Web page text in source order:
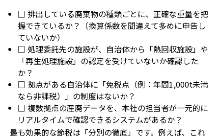
□ 排出している廃棄物の種類ごとに、正確な重量を把
握できているか？（換算係数を間違えて多めに申告し
ていないか）
□ 処理委託先の施設が、自治体から「熱回収施設」や
「再生処理施設」の認定を受けていないか確認した
か？
□ 拠点がある自治体に「免税点（例：年間1,000t未満
なら非課税）」の制度はないか？
□ 複数拠点の産廃データを、本社の担当者が一元的に
リアルタイムで確認できるシステムがあるか？
最も効果的な節税は「分別の徹底」です。例えば、これ